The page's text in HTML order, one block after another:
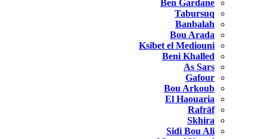
Ben Gardane
Tabursuq
Banbalah
Bou Arada
Ksibet el Mediouni
Beni Khalled
As Sars
Gafour
Bou Arkoub
El Haouaria
Rafrāf
Skhira
Sidi Bou Ali